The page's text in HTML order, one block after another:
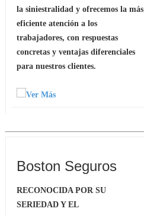
la siniestralidad y ofrecemos la más
eficiente atención a los
trabajadores, con respuestas
concretas y ventajas diferenciales
para nuestros clientes.
Boston Seguros
RECONOCIDA POR SU
SERIEDAD Y EL